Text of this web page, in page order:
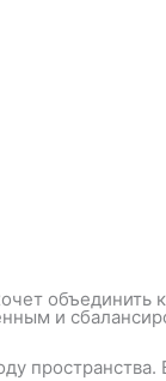
объединить
и